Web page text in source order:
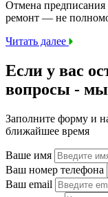
Отмена
ремонт — не
Читать далее
Если у вас
вопросы - мы
Заполните форму и
ближайшее время
Ваше имя
Ваш номер телефона
Ваш email